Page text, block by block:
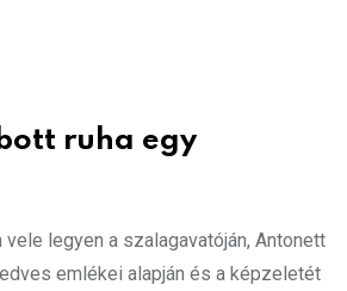
ruha egy
legyen a szalagavatóján, Antonett
emlékei alapján és a képzeletét